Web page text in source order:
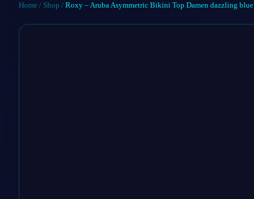
Home / Shop / Roxy – Aruba Asymmetric Bikini Top Damen dazzling blue